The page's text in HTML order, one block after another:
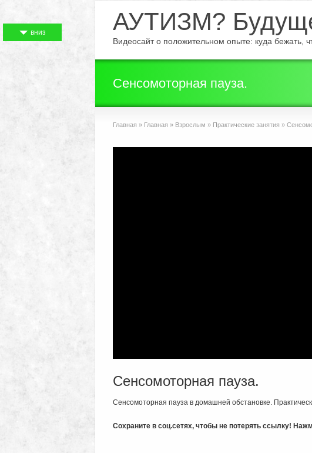
АУТИЗМ?
Видеосайт о положительном опыте: куда бежать,
Сенсомоторная пауза.
Главная » Главная » Взрослым » Практические занятия »
Сенсомоторная пауза.
Сенсомоторная пауза в домашней обстановке.
Сохраните в соц.сетях, чтобы не потерять ссылку!
вниз